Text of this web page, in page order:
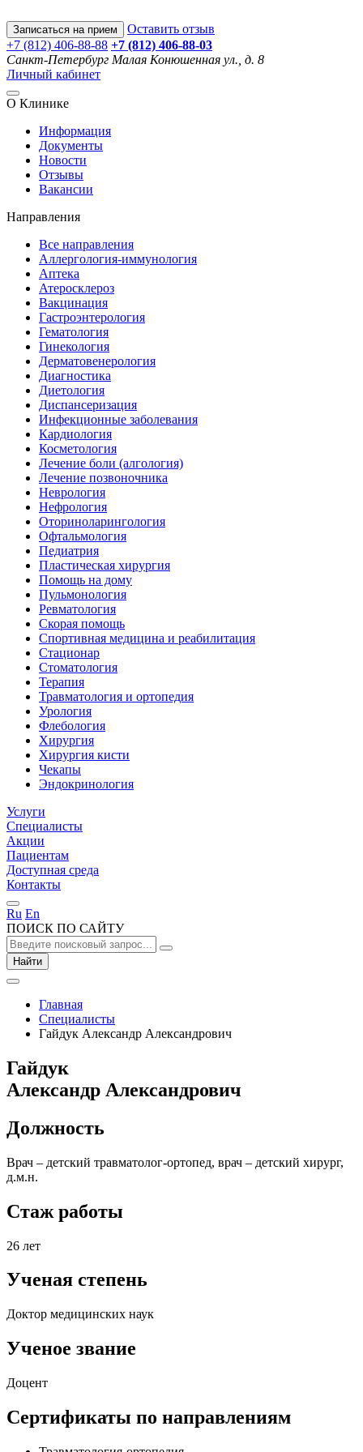
Записаться на прием
Оставить отзыв
+7 (812) 406-88-88 +7 (812) 406-88-03
Санкт-Петербург Малая Конюшенная ул., д. 8
Личный кабинет
О Клинике
Информация
Документы
Новости
Отзывы
Вакансии
Направления
Все направления
Аллергология-иммунология
Аптека
Атеросклероз
Вакцинация
Гастроэнтерология
Гематология
Гинекология
Дерматовенерология
Диагностика
Диетология
Диспансеризация
Инфекционные заболевания
Кардиология
Косметология
Лечение боли (алгология)
Лечение позвоночника
Неврология
Нефрология
Оториноларингология
Офтальмология
Педиатрия
Пластическая хирургия
Помощь на дому
Пульмонология
Ревматология
Скорая помощь
Спортивная медицина и реабилитация
Стационар
Стоматология
Терапия
Травматология и ортопедия
Урология
Флебология
Хирургия
Хирургия кисти
Чекапы
Эндокринология
Услуги
Специалисты
Акции
Пациентам
Доступная среда
Контакты
Ru En
ПОИСК ПО САЙТУ
Найти
Главная
Специалисты
Гайдук Александр Александрович
Гайдук
Александр Александрович
Должность
Врач – детский травматолог-ортопед, врач – детский хирург,
д.м.н.
Стаж работы
26 лет
Ученая степень
Доктор медицинских наук
Ученое звание
Доцент
Сертификаты по направлениям